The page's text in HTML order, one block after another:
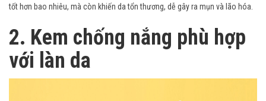
tốt hơn bao nhiêu, mà còn khiến da tổn thương, dễ gây ra mụn và lão hóa.
2. Kem chống nắng phù hợp
với làn da